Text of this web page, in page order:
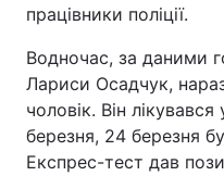
Тема оформлення
працівники поліції.
Водночас, за даними
Лариси Осадчук,
чоловік. Він лікувався
березня, 24 березня
Експрес-тест дав